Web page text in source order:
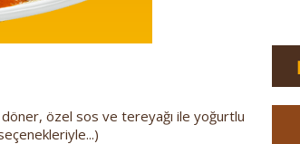
döner, özel sos ve tereyağı ile yoğurtlu